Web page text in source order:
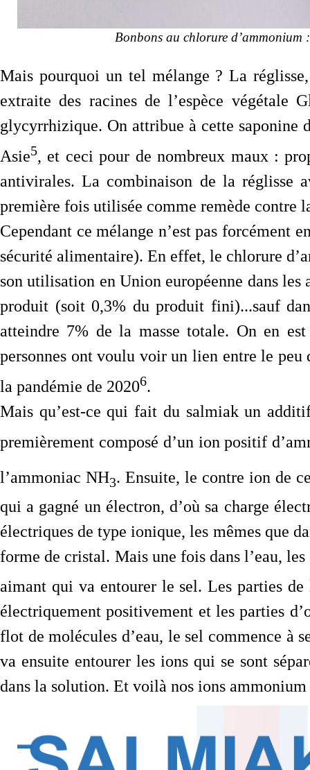
Bonbons au chlorure
Mais pourquoi un tel mélange ? La
extraite des racines de l’espèce
glycyrrhizique. On attribue à cette saponine
Asie5, et ceci pour de nombreux maux :
antivirales. La combinaison de la réglisse
première fois utilisée comme remède contre
Cependant ce mélange n’est pas forcément
sécurité alimentaire). En effet, le chlorure
son utilisation en Union européenne dans
produit (soit 0,3% du produit fini)...sauf
atteindre 7% de la masse totale. On en
personnes ont voulu voir un lien entre le
la pandémie de 20206.
Mais qu’est-ce qui fait du salmiak un
premièrement composé d’un ion positif
l’ammoniac NH3. Ensuite, le contre ion de
qui a gagné un électron, d’où sa charge
électriques de type ionique, les mêmes que
forme de cristal. Mais une fois dans l’eau,
aimant qui va entourer le sel. Les parties de
électriquement positivement et les parties
flot de molécules d’eau, le sel commence à
va ensuite entourer les ions qui se sont
dans la solution. Et voilà nos ions